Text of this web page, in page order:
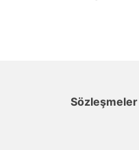
Sözleşmeler